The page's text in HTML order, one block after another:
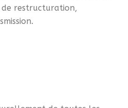
restructuration,